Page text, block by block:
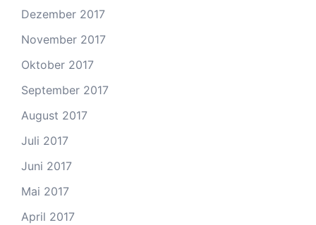
Dezember 2017
November 2017
Oktober 2017
September 2017
August 2017
Juli 2017
Juni 2017
Mai 2017
April 2017